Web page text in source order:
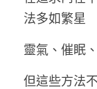
法多如繁星
靈氣、催眠
但這些方法